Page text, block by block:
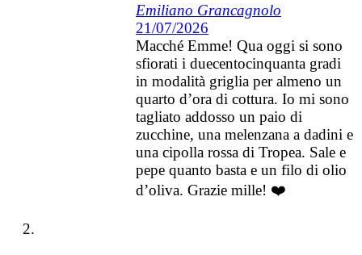
Emiliano Grancagnolo
21/07/2026
Macché Emme! Qua oggi si sono
sfiorati i duecentocinquanta gradi
in modalità griglia per almeno un
quarto d’ora di cottura. Io mi sono
tagliato addosso un paio di
zucchine, una melenzana a dadini e
una cipolla rossa di Tropea. Sale e
pepe quanto basta e un filo di olio
d’oliva. Grazie mille! ❤️